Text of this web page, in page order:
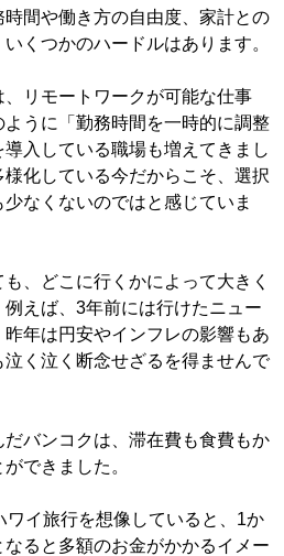
間や働き方の自由度、家計との
くつかのハードルはあります。
リモートワークが可能な仕事
うに「勤務時間を一時的に調整
入している職場も増えてきまし
様化している今だからこそ、選択
なくないのではと感じていま
、どこに行くかによって大きく
えば、3年前には行けたニュー
昨年は円安やインフレの影響もあ
泣く泣く断念せざるを得ませんで
バンコクは、滞在費も食費もか
できました。
イ旅行を想像していると、1か
なると多額のお金がかかるイメー